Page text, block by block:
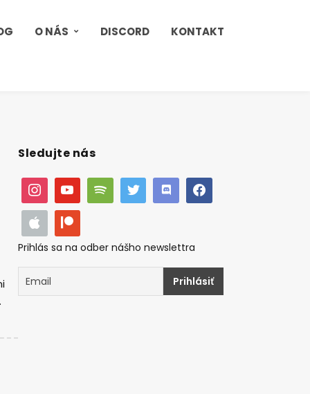
O NÁS DISCORD KONTAKT
Sledujte nás
Prihlás sa na odber nášho newslettra